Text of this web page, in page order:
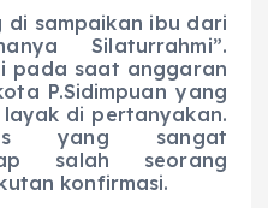
ibu dari
Silaturrahmi”.
pada saat anggaran
P.Sidimpuan yang
di pertanyakan.
yang sangat
salah seorang
konfirmasi.